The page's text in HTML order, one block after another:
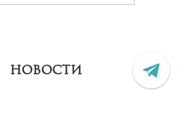
НОВОСТИ